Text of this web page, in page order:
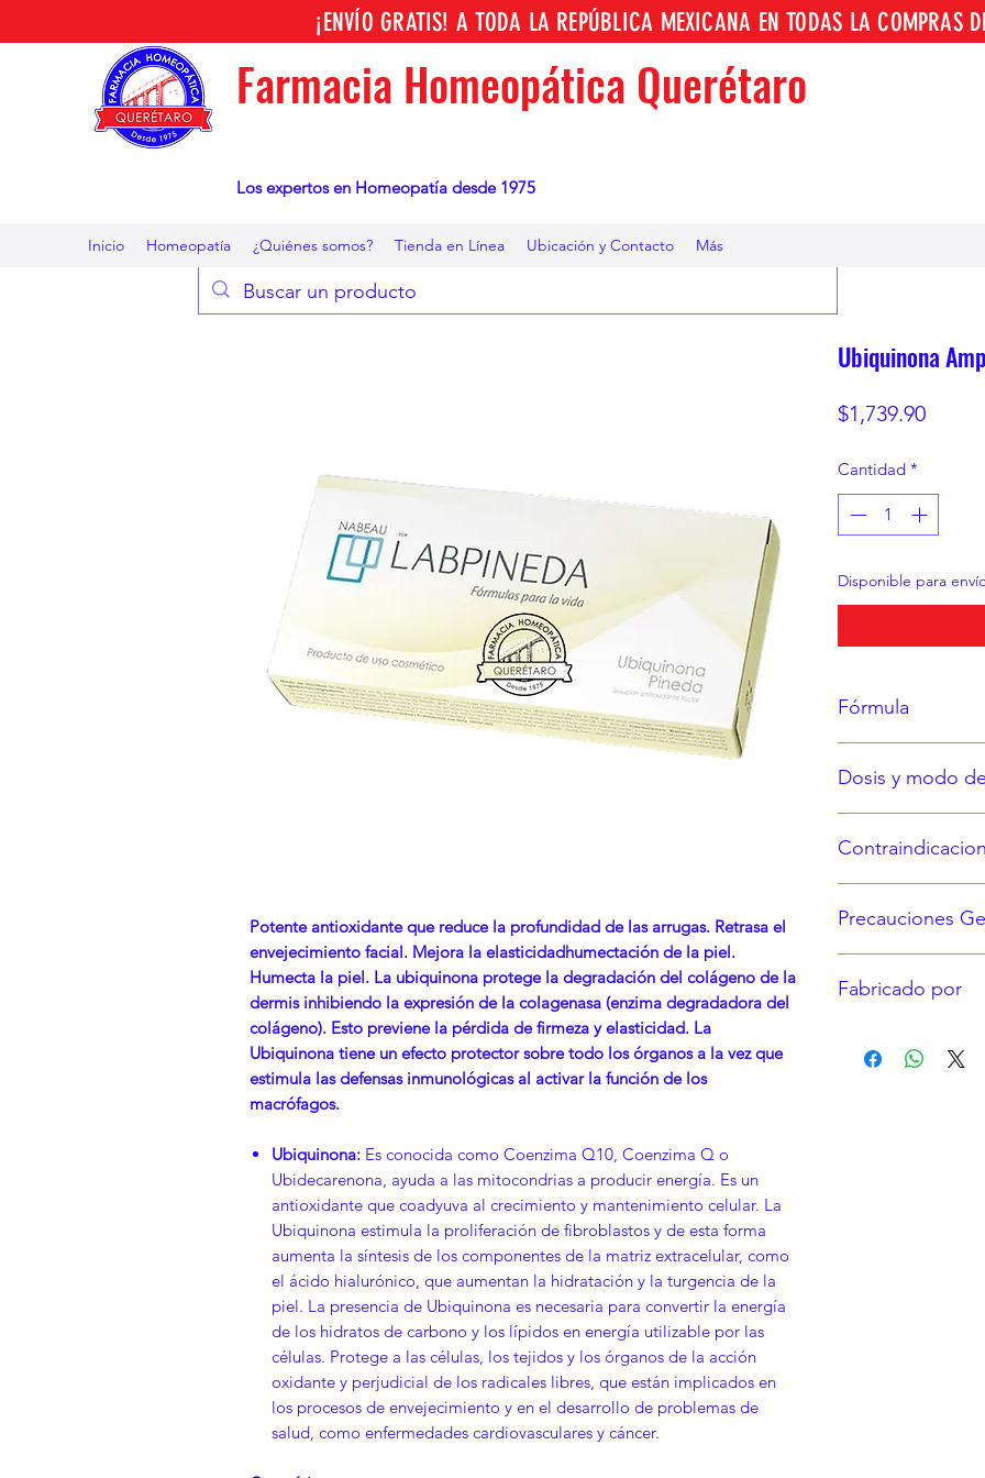
Farmacia Homeopática Querétaro
Los expertos en Homeopatía desde 1975
Inicio Homeopatía ¿Quiénes somos? Tienda en Línea Ubicación y Contacto Más
¡ENVÍO GRATIS! A TODA LA REPÚBLICA MEXICANA EN TODAS LA COMPRAS
Potente antioxidante que reduce la profundidad de las arrugas. Retrasa el
envejecimiento facial. Mejora la elasticidadhumectación de la piel.
Humecta la piel. La ubiquinona protege la degradación del colágeno de la
dermis inhibiendo la expresión de la colagenasa (enzima degradadora del
colágeno). Esto previene la pérdida de firmeza y elasticidad. La
Ubiquinona tiene un efecto protector sobre todo los órganos a la vez que
estimula las defensas inmunológicas al activar la función de los
macrófagos.
Ubiquinona: Es conocida como Coenzima Q10, Coenzima Q o
Ubidecarenona, ayuda a las mitocondrias a producir energía. Es un
antioxidante que coadyuva al crecimiento y mantenimiento celular. La
Ubiquinona estimula la proliferación de fibroblastos y de esta forma
aumenta la síntesis de los componentes de la matriz extracelular, como
el ácido hialurónico, que aumentan la hidratación y la turgencia de la
piel. La presencia de Ubiquinona es necesaria para convertir la energía
de los hidratos de carbono y los lípidos en energía utilizable por las
células. Protege a las células, los tejidos y los órganos de la acción
oxidante y perjudicial de los radicales libres, que están implicados en
los procesos de envejecimiento y en el desarrollo de problemas de
salud, como enfermedades cardiovasculares y cáncer.
Ubiquinona
$1,739.90Precio
Cantidad *
Disponible para
Fórmula
Ubiquinona 2%
Dosis y modo
fórmula.
Si se encuentra
eficaces los
Precauciones
30 ºC.
Si no se
Fabricado por